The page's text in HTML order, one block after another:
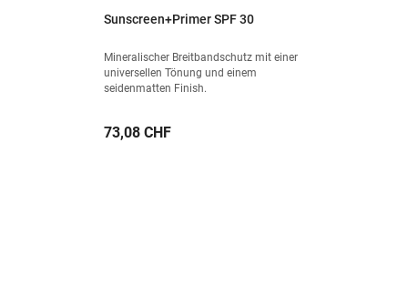
Sunscreen+Primer SPF 30
Mineralischer Breitbandschutz mit einer
universellen Tönung und einem
seidenmatten Finish.
Preis
73,08 CHF